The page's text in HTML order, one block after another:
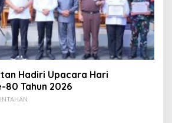
Hadiri Upacara Hari
80 Tahun 2026